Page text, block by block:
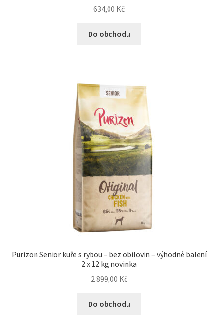
634,00 Kč
Do obchodu
Purizon Senior kuře s rybou – bez obilovin – výhodné balení
2 x 12 kg novinka
2 899,00 Kč
Do obchodu